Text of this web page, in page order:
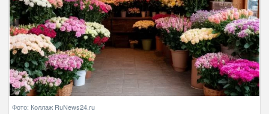
Фото: Коллаж RuNews24.ru